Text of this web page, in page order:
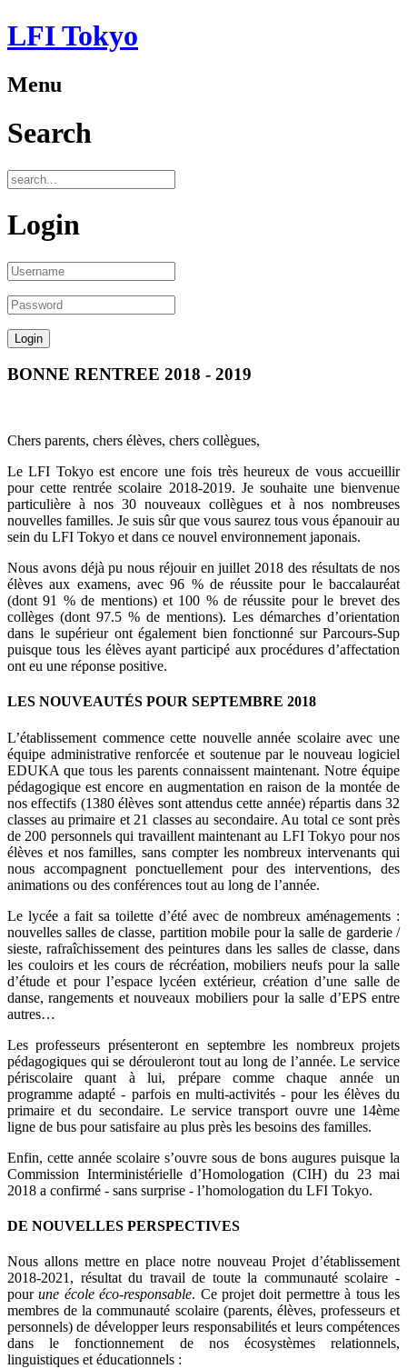
LFI Tokyo
Menu
Search
Login
BONNE RENTREE 2018 - 2019
Chers parents, chers élèves, chers collègues,
Le LFI Tokyo est encore une fois très heureux de vous accueillir
pour cette rentrée scolaire 2018-2019. Je souhaite une bienvenue
particulière à nos 30 nouveaux collègues et à nos nombreuses
nouvelles familles. Je suis sûr que vous saurez tous vous épanouir au
sein du LFI Tokyo et dans ce nouvel environnement japonais.
Nous avons déjà pu nous réjouir en juillet 2018 des résultats de nos
élèves aux examens, avec 96 % de réussite pour le baccalauréat
(dont 91 % de mentions) et 100 % de réussite pour le brevet des
collèges (dont 97.5 % de mentions). Les démarches d’orientation
dans le supérieur ont également bien fonctionné sur Parcours-Sup
puisque tous les élèves ayant participé aux procédures d’affectation
ont eu une réponse positive.
LES NOUVEAUTÉS POUR SEPTEMBRE 2018
L’établissement commence cette nouvelle année scolaire avec une
équipe administrative renforcée et soutenue par le nouveau logiciel
EDUKA que tous les parents connaissent maintenant. Notre équipe
pédagogique est encore en augmentation en raison de la montée de
nos effectifs (1380 élèves sont attendus cette année) répartis dans 32
classes au primaire et 21 classes au secondaire. Au total ce sont près
de 200 personnels qui travaillent maintenant au LFI Tokyo pour nos
élèves et nos familles, sans compter les nombreux intervenants qui
nous accompagnent ponctuellement pour des interventions, des
animations ou des conférences tout au long de l’année.
Le lycée a fait sa toilette d’été avec de nombreux aménagements :
nouvelles salles de classe, partition mobile pour la salle de garderie /
sieste, rafraîchissement des peintures dans les salles de classe, dans
les couloirs et les cours de récréation, mobiliers neufs pour la salle
d’étude et pour l’espace lycéen extérieur, création d’une salle de
danse, rangements et nouveaux mobiliers pour la salle d’EPS entre
autres…
Les professeurs présenteront en septembre les nombreux projets
pédagogiques qui se dérouleront tout au long de l’année. Le service
périscolaire quant à lui, prépare comme chaque année un
programme adapté - parfois en multi-activités - pour les élèves du
primaire et du secondaire. Le service transport ouvre une 14ème
ligne de bus pour satisfaire au plus près les besoins des familles.
Enfin, cette année scolaire s’ouvre sous de bons augures puisque la
Commission Interministérielle d’Homologation (CIH) du 23 mai
2018 a confirmé - sans surprise - l’homologation du LFI Tokyo.
DE NOUVELLES PERSPECTIVES
Nous allons mettre en place notre nouveau Projet d’établissement
2018-2021, résultat du travail de toute la communauté scolaire -
pourune école éco-responsable. Ce projet doit permettre à tous les
membres de la communauté scolaire (parents, élèves, professeurs et
personnels) de développer leurs responsabilités et leurs compétences
dans le fonctionnement de nos écosystèmes relationnels,
linguistiques et éducationnels :